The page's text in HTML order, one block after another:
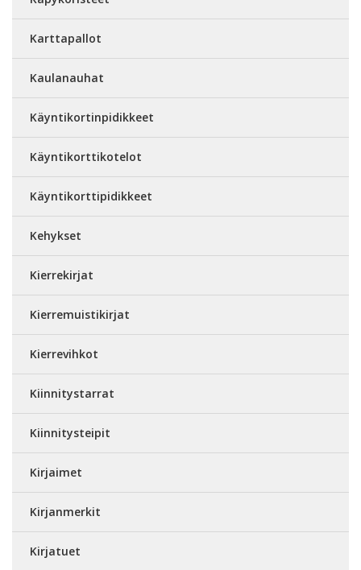
Karttapallot
Kaulanauhat
Käyntikortinpidikkeet
Käyntikorttikotelot
Käyntikorttipidikkeet
Kehykset
Kierrekirjat
Kierremuistikirjat
Kierrevihkot
Kiinnitystarrat
Kiinnitysteipit
Kirjaimet
Kirjanmerkit
Kirjatuet